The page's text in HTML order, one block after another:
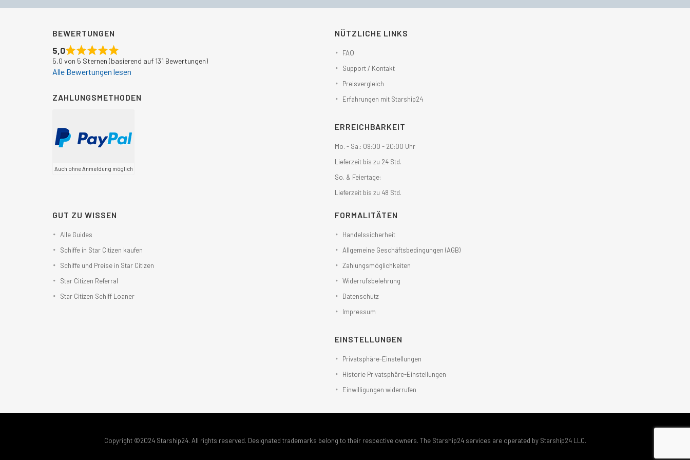
BEWERTUNGEN
5,0
5,0 von 5 Sternen (basierend auf 131 Bewertungen)
Alle Bewertungen lesen
ZAHLUNGSMETHODEN
Auch ohne Anmeldung möglich
NÜTZLICHE LINKS
FAQ
Support / Kontakt
Preisvergleich
Erfahrungen mit Starship24
ERREICHBARKEIT
Mo. - Sa.: 09:00 - 20:00 Uhr
Lieferzeit bis zu 24 Std.
So. & Feiertage:
Lieferzeit bis zu 48 Std.
GUT ZU WISSEN
Alle Guides
Schiffe in Star Citizen kaufen
Schiffe und Preise in Star Citizen
Star Citizen Referral
Star Citizen Schiff Loaner
FORMALITÄTEN
Handelssicherheit
Allgemeine Geschäftsbedingungen (AGB)
Zahlungsmöglichkeiten
Widerrufsbelehrung
Datenschutz
Impressum
EINSTELLUNGEN
Privatsphäre-Einstellungen
Historie Privatsphäre-Einstellungen
Einwilligungen widerrufen
Copyright ©2024 Starship24. All rights reserved. Designated trademarks belong to their respective owners. The Starship24 services are operated by Starship24 LLC.